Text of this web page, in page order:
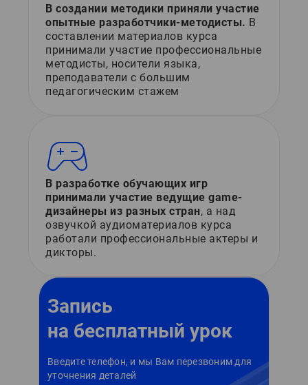
В создании методики приняли участие
опытные разработчики-методисты. В
составлении материалов курса
принимали участие профессиональные
методисты, носители языка,
преподаватели с большим
педагогическим стажем
В разработке обучающих игр
принимали участие ведущие game-
дизайнеры из разных стран, а над
озвучкой аудиоматериалов курса
работали профессиональные актеры и
дикторы.
Запись
на бесплатный урок
Введите телефон, и мы Вам перезвоним для
уточнения деталей